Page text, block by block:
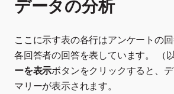
データの分析
ここに示す表の各行はアンケートの
各回答者の回答を表しています。 （
ーを表示ボタンをクリックすると、
マリーが表示されます。